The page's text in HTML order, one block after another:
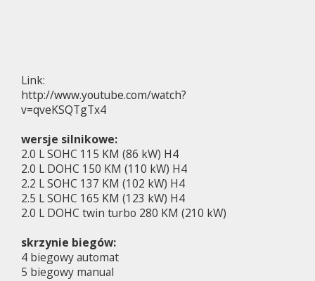
Link:
http://www.youtube.com/watch?
v=qveKSQTgTx4
wersje silnikowe:
2.0 L SOHC 115 KM (86 kW) H4
2.0 L DOHC 150 KM (110 kW) H4
2.2 L SOHC 137 KM (102 kW) H4
2.5 L SOHC 165 KM (123 kW) H4
2.0 L DOHC twin turbo 280 KM (210 kW)
skrzynie biegów:
4 biegowy automat
5 biegowy manual